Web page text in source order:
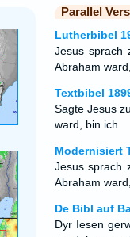
Parallel
Lutherbibel
Jesus sprach
Abraham
Textbibel
Sagte Jesus
ward, bin ich.
Modernisiert
Jesus sprach
Abraham
De Bibl auf
Dyr Iesen